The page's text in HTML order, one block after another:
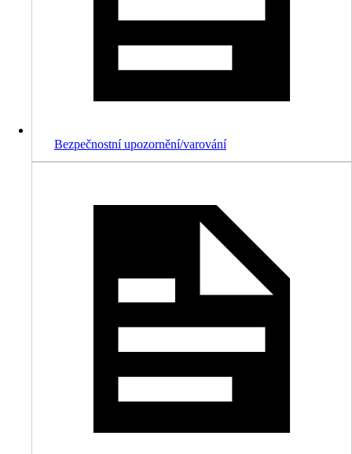
Bezpečnostní upozornění/varování